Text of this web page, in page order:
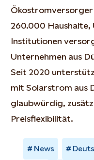
Ökostromversorger
260.000 Haushalte,
Institutionen
Unternehmen aus
Seit 2020
mit Solarstrom aus
glaubwürdig,
Preisflexibilität.
News